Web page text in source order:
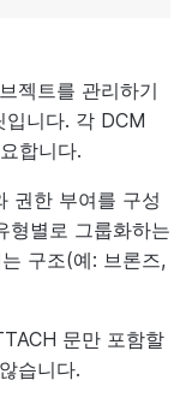
젝트를 관리하기
입니다. 각 DCM
합니다.
권한 부여를 구성
형별로 그룹화하는
구조(예: 브론즈,
문만 포함할
습니다.